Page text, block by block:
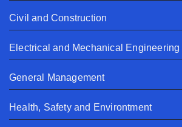
Civil and Construction
Electrical and Mechanical Engineering
General Management
Health, Safety and Environtment